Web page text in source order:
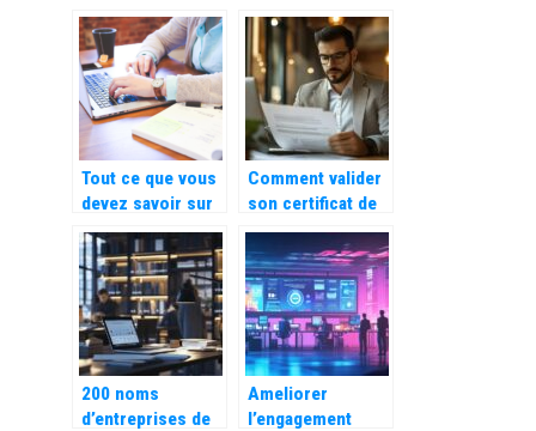
publicite efficace
gestion de votre
nouvelle activite
d’auto
entrepreneurs
Tout ce que vous
devez savoir sur
le portage salarial
Comment valider
son certificat de
VAE DSCG pour
développer sa
carrière en
comptabilité ?
200 noms
d’entreprises de
Ameliorer
l’engagement